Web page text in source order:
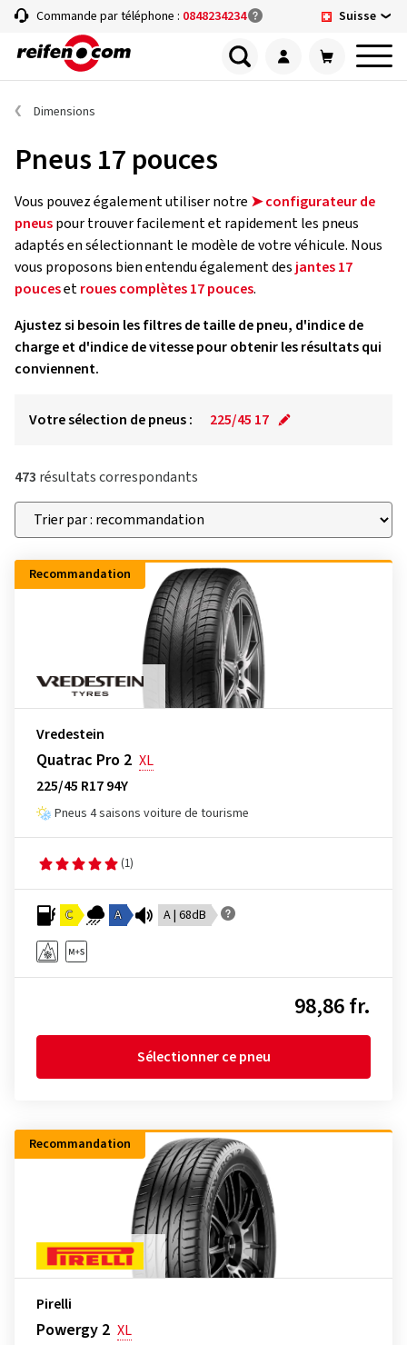
Commande par téléphone : 0848234234 Suisse
Dimensions
Pneus 17 pouces
Vous pouvez également utiliser notre ➤ configurateur de
pneuspour trouver facilement et rapidement les pneus
adaptés en sélectionnant le modèle de votre véhicule. Nous
vous proposons bien entendu également des jantes 17
poucesetroues complètes 17 pouces.
Ajustez si besoin les filtres de taille de pneu, d'indice de
charge et d'indice de vitesse pour obtenir les résultats qui
conviennent.
Votre sélection de pneus : 225/45 17
473 résultats correspondants
Recommandation
Vredestein
Quatrac Pro 2 XL
225/45 R17 94Y
Pneus 4 saisons voiture de tourisme
(1)
C A A | 68dB
98,86 fr.
Sélectionner ce pneu
Recommandation
Pirelli
Powergy 2 XL